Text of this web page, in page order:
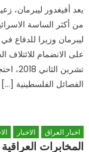
يعد أفيغدور ليبرمان،
ليبرمان وزيرا للدفاع
على الانضمام
تشرين
الفصائل الفلسطينية […]
اخبار العراق الاخبار